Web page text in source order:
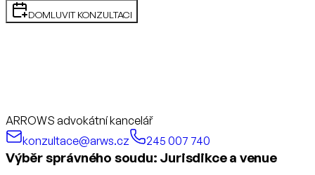
DOMLUVIT KONZULTACI
ARROWS advokátní kancelář
konzultace@arws.cz
245 007 740
Výběr správného soudu: Jurisdikce a venue